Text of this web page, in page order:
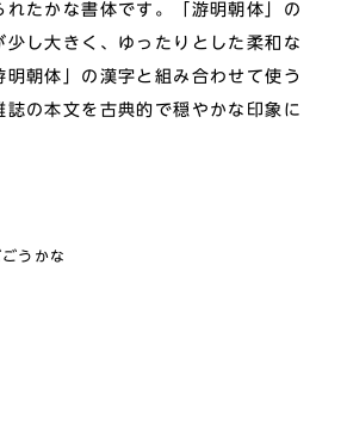
れたかな書体です。「游明朝体」の
少し大きく、ゆったりとした柔和な
明朝体」の漢字と組み合わせて使う
誌の本文を古典的で穏やかな印象に
うかな